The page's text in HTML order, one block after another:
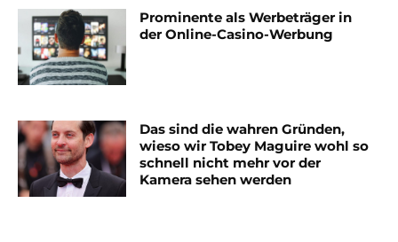
Prominente als Werbeträger in
der Online-Casino-Werbung
Das sind die wahren Gründen,
wieso wir Tobey Maguire wohl so
schnell nicht mehr vor der
Kamera sehen werden